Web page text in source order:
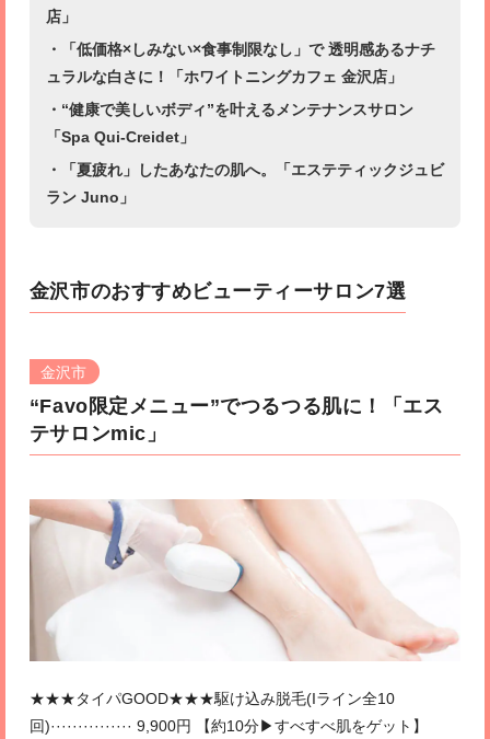
店」
・「低価格×しみない×食事制限なし」で 透明感あるナチ
ュラルな白さに！「ホワイトニングカフェ 金沢店」
・“健康で美しいボディ”を叶えるメンテナンスサロン
「Spa Qui-Creidet」
・「夏疲れ」したあなたの肌へ。「エステティックジュビ
ラン Juno」
金沢市のおすすめビューティーサロン7選
金沢市
“Favo限定メニュー”でつるつる肌に！
「エス
テサロンmic」
★★★タイパGOOD★★★駆け込み脱毛(Iライン全10
回)··············· 9,900円 【約10分▶すべすべ肌をゲット】